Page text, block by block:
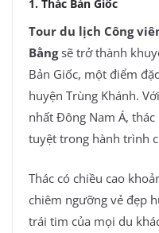
1. Thác Bản Giốc
Tour du lịch Công
Bằng sẽ trở thành
Bản Giốc, một điểm
huyện Trùng Khánh.
nhất Đông Nam Á,
tuyệt trong hành trình
Thác có chiều cao
chiêm ngưỡng vẻ đẹp
trái tim của mọi du